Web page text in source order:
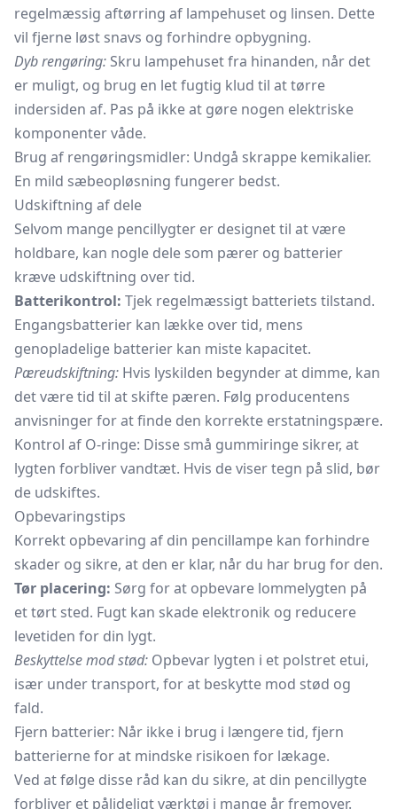
regelmæssig aftørring af lampehuset og linsen. Dette
vil fjerne løst snavs og forhindre opbygning.
Dyb rengøring: Skru lampehuset fra hinanden, når det
er muligt, og brug en let fugtig klud til at tørre
indersiden af. Pas på ikke at gøre nogen elektriske
komponenter våde.
Brug af rengøringsmidler: Undgå skrappe kemikalier.
En mild sæbeopløsning fungerer bedst.
Udskiftning af dele
Selvom mange pencillygter er designet til at være
holdbare, kan nogle dele som pærer og batterier
kræve udskiftning over tid.
Batterikontrol: Tjek regelmæssigt batteriets tilstand.
Engangsbatterier kan lække over tid, mens
genopladelige batterier kan miste kapacitet.
Pæreudskiftning: Hvis lyskilden begynder at dimme, kan
det være tid til at skifte pæren. Følg producentens
anvisninger for at finde den korrekte erstatningspære.
Kontrol af O-ringe: Disse små gummiringe sikrer, at
lygten forbliver vandtæt. Hvis de viser tegn på slid, bør
de udskiftes.
Opbevaringstips
Korrekt opbevaring af din pencillampe kan forhindre
skader og sikre, at den er klar, når du har brug for den.
Tør placering: Sørg for at opbevare lommelygten på
et tørt sted. Fugt kan skade elektronik og reducere
levetiden for din lygt.
Beskyttelse mod stød: Opbevar lygten i et polstret etui,
især under transport, for at beskytte mod stød og
fald.
Fjern batterier: Når ikke i brug i længere tid, fjern
batterierne for at mindske risikoen for lækage.
Ved at følge disse råd kan du sikre, at din pencillygte
forbliver et pålideligt værktøj i mange år fremover.